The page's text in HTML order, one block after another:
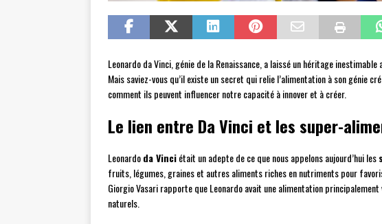
Leonardo da Vinci, génie de la Renaissance, a laissé un héritage
Mais saviez-vous qu’il existe un secret qui relie l’alimentation à son génie
comment ils peuvent influencer notre capacité à innover et à créer.
Le lien entre Da Vinci et les super-
Leonardoda Vinciétait un adepte de ce que nous appelons aujourd’hui les
fruits, légumes, graines et autres aliments riches en nutriments pour
Giorgio Vasari rapporte que Leonardo avait une alimentation
naturels.